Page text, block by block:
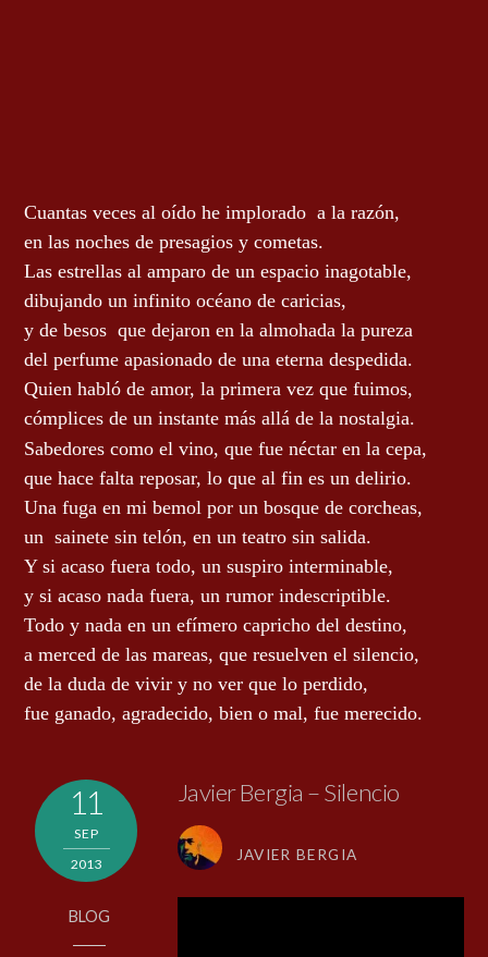
Cuantas veces al oído he implorado a la razón,
en las noches de presagios y cometas.
Las estrellas al amparo de un espacio inagotable,
dibujando un infinitoocéano de caricias,
y de besos que dejaron en la almohada la pureza
del perfume apasionado de una eterna despedida.
Quien habló de amor, la primera vez que fuimos,
cómplices de un instante más allá de la nostalgia.
Sabedores como el vino, que fue néctar en la cepa,
que hace falta reposar, lo que al fin es un delirio.
Una fuga en mi bemol por un bosque de corcheas,
un sainete sin telón, en un teatro sin salida.
Y si acaso fuera todo, un suspiro interminable,
y si acaso nada fuera, un rumor indescriptible.
Todo y nada en un efímero capricho del destino,
a merced de las mareas, que resuelven el silencio,
de la duda de vivir y no ver que lo perdido,
fue ganado, agradecido, bien o mal, fue merecido.
11
SEP
2013
BLOG
Javier Bergia – Silencio
JAVIER BERGIA